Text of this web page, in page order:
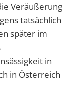
Veräußerung
tatsächlich
später im
in
in Österreich